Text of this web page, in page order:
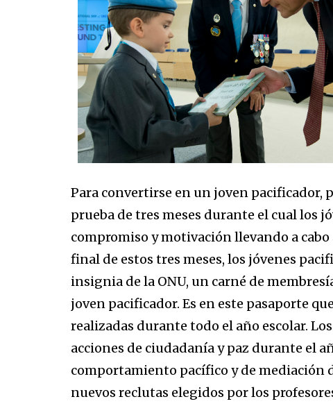
Para convertirse en un joven pacificador,
prueba de tres meses durante el cual los
compromiso y motivación llevando a cabo
final de estos tres meses, los jóvenes
insignia de la ONU, un carné de
joven pacificador. Es en este pasaporte
realizadas durante todo el año escolar.
acciones de ciudadanía y paz durante el
comportamiento pacífico y de mediación
nuevos reclutas elegidos por los